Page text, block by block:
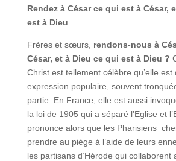
Rendez à César ce qui est à César,
est à Dieu
Frères et sœurs, rendons-nous à
César, et à Dieu ce qui est à Dieu ?
Christ est tellement célèbre qu’elle est
expression populaire, souvent
partie. En France, elle est aussi
la loi de 1905 qui a séparé l’Eglise et
prononce alors que les Pharisiens
prendre au piège à l’aide de leurs
les partisans d’Hérode qui collaborent